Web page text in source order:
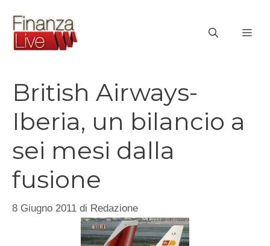
contenuto
British Airways-
Iberia, un bilancio a
sei mesi dalla
fusione
8 Giugno 2011 di Redazione